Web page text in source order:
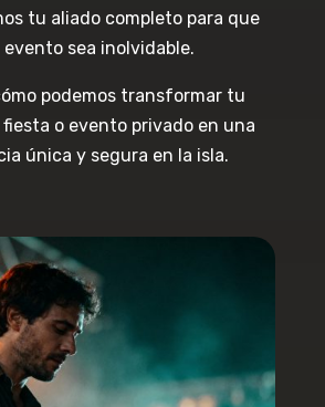
tu aliado completo para que
evento sea inolvidable.
podemos transformar tu
o evento privado en una
única y segura en la isla.